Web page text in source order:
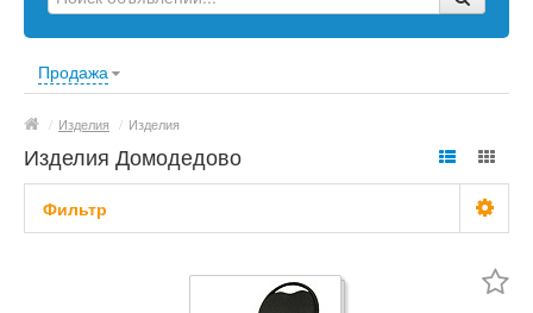
Оборудование
Продажа
/ Изделия / Изделия
Изделия Домодедово
Фильтр